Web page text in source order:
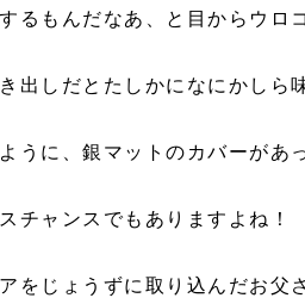
るもんだなあ、と目からウロ
出しだとたしかになにかしら
うに、銀マットのカバーがあ
チャンスでもありますよね！
をじょうずに取り込んだお父